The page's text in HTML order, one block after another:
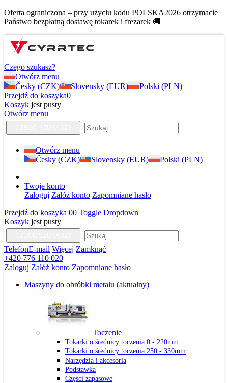
Oferta ograniczona – przy użyciu kodu POLSKA2026 otrzymacie
Państwo bezpłatną dostawę tokarek i frezarek 🚚
Czego szukasz?
Otwórz menu
Česky (CZK)
Slovensky (EUR)
Polski (PLN)
Przejdź do koszyka0
Koszyk jest pusty
Otwórz menu
Otwórz menu
Česky (CZK)
Slovensky (EUR) Polski (PLN)
Twoje konto
Zaloguj Załóż konto Zapomniane hasło
Przejdź do koszyka 00 Toggle Dropdown
Koszyk jest pusty
TelefonE-mail Więcej Zamknąć
+420 776 110 020
Zaloguj Załóż konto Zapomniane hasło
Maszyny do obróbki metalu (aktualny)
Toczenie
Tokarki o średnicy toczenia 0 - 220mm
Tokarki o średnicy toczenia 250 - 330mm
Narzędzia i akcesoria
Podstawka
Części zapasowe